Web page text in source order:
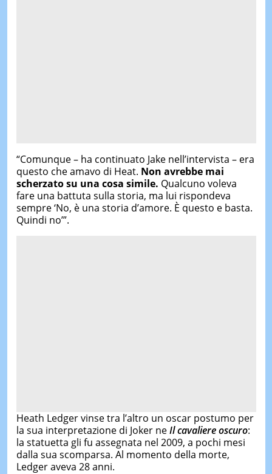
“Comunque – ha continuato Jake nell’intervista – era
questo che amavo di Heat. Non avrebbe mai
scherzato su una cosa simile. Qualcuno voleva
fare una battuta sulla storia, ma lui rispondeva
sempre ‘No, è una storia d’amore. È questo e basta.
Quindi no’”.
Heath Ledger vinse tra l’altro un oscar postumo per
la sua interpretazione di Joker neIl cavaliere oscuro:
la statuetta gli fu assegnata nel 2009, a pochi mesi
dalla sua scomparsa. Al momento della morte,
Ledger aveva 28 anni.